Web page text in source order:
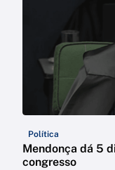
Política
Mendonça dá 5
congresso